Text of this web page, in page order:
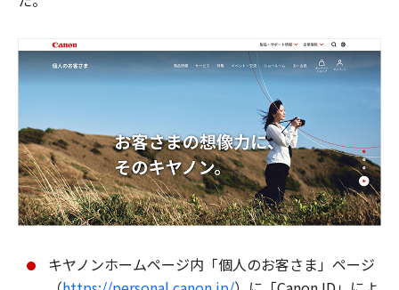
キヤノンホームページ内「個人のお客さま」ページ